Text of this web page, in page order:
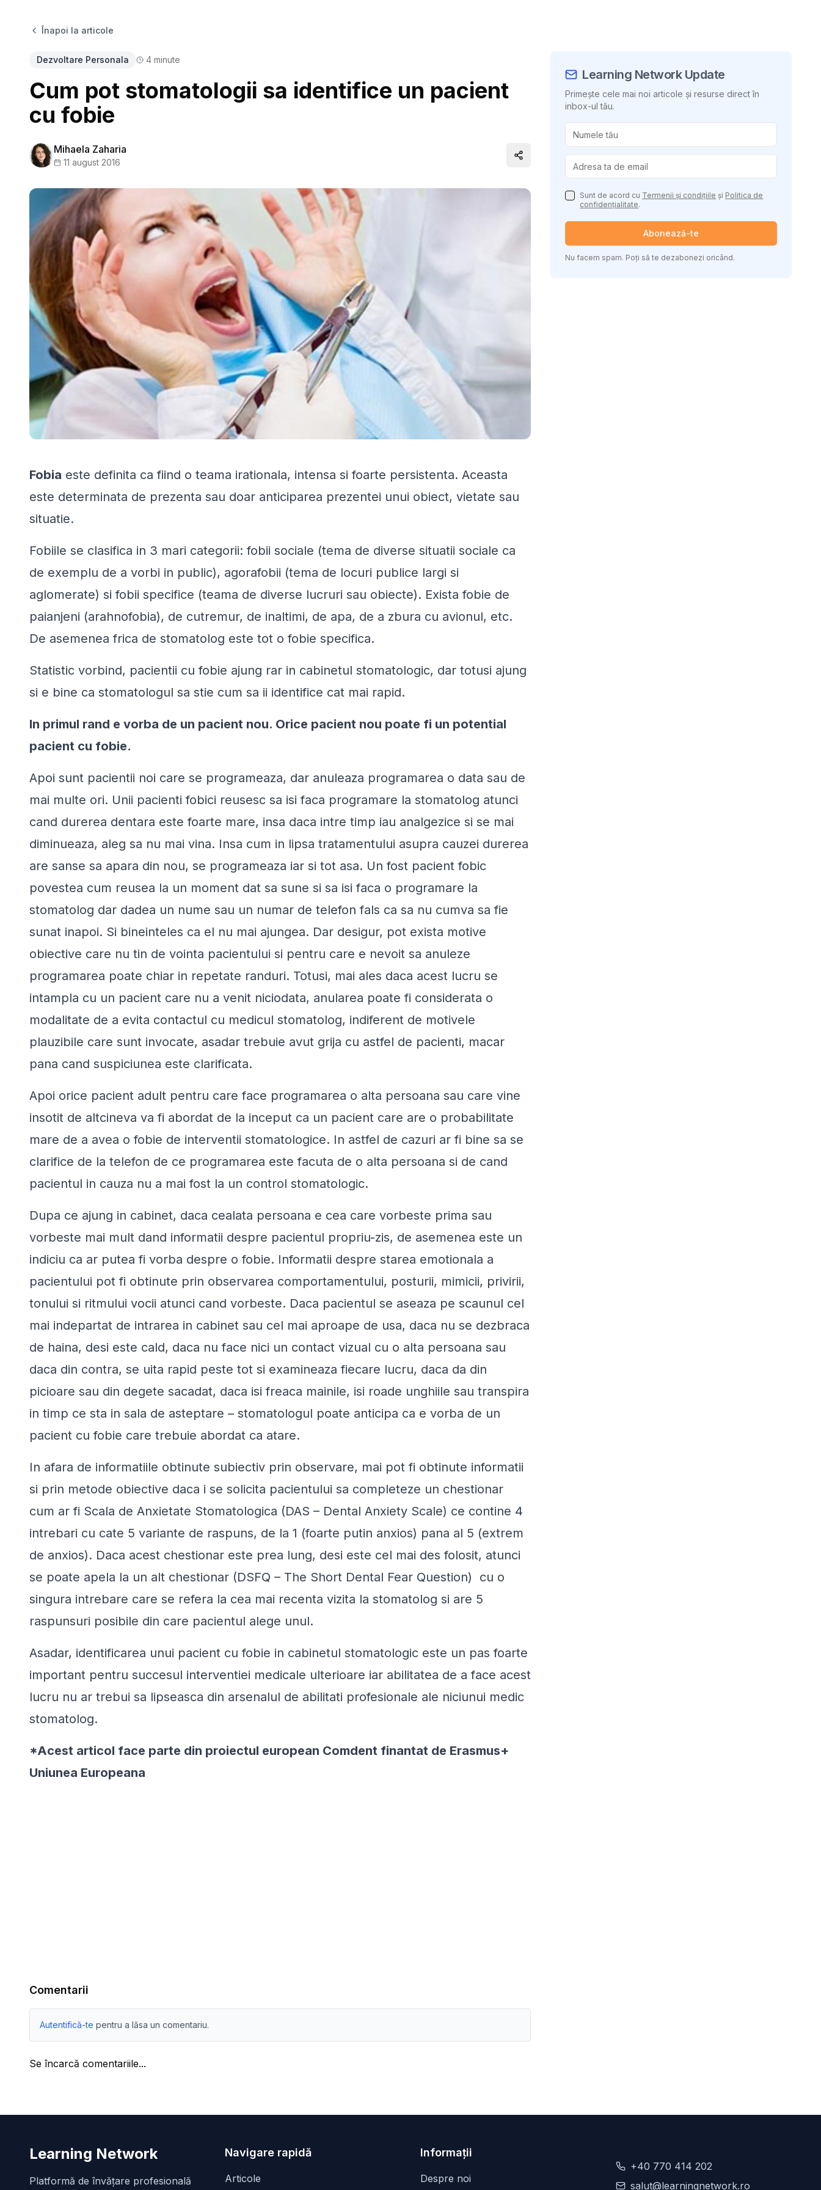
Înapoi la articole
Dezvoltare Personala 4 minute
Cum pot stomatologii sa identifice un pacient
cu fobie
Mihaela Zaharia
11 august 2016 Distribuie conținutul
Fobia este definita ca fiind o teama irationala, intensa si foarte persistenta. Aceasta
este determinata de prezenta sau doar anticiparea prezentei unui obiect, vietate sau
situatie.
Fobiile se clasifica in 3 mari categorii: fobii sociale (tema de diverse situatii sociale ca
de exemplu de a vorbi in public), agorafobii (tema de locuri publice largi si
aglomerate) si fobii specifice (teama de diverse lucruri sau obiecte). Exista fobie de
paianjeni (arahnofobia), de cutremur, de inaltimi, de apa, de a zbura cu avionul, etc.
De asemenea frica de stomatolog este tot o fobie specifica.
Statistic vorbind, pacientii cu fobie ajung rar in cabinetul stomatologic, dar totusi ajung
si e bine ca stomatologul sa stie cum sa ii identifice cat mai rapid.
In primul rand e vorba de un pacient nou. Orice pacient nou poate fi un potential
pacient cu fobie.
Apoi sunt pacientii noi care se programeaza, dar anuleaza programarea o data sau de
mai multe ori. Unii pacienti fobici reusesc sa isi faca programare la stomatolog atunci
cand durerea dentara este foarte mare, insa daca intre timp iau analgezice si se mai
diminueaza, aleg sa nu mai vina. Insa cum in lipsa tratamentului asupra cauzei durerea
are sanse sa apara din nou, se programeaza iar si tot asa. Un fost pacient fobic
povestea cum reusea la un moment dat sa sune si sa isi faca o programare la
stomatolog dar dadea un nume sau un numar de telefon fals ca sa nu cumva sa fie
sunat inapoi. Si bineinteles ca el nu mai ajungea. Dar desigur, pot exista motive
obiective care nu tin de vointa pacientului si pentru care e nevoit sa anuleze
programarea poate chiar in repetate randuri. Totusi, mai ales daca acest lucru se
intampla cu un pacient care nu a venit niciodata, anularea poate fi considerata o
modalitate de a evita contactul cu medicul stomatolog, indiferent de motivele
plauzibile care sunt invocate, asadar trebuie avut grija cu astfel de pacienti, macar
pana cand suspiciunea este clarificata.
Apoi orice pacient adult pentru care face programarea o alta persoana sau care vine
insotit de altcineva va fi abordat de la inceput ca un pacient care are o probabilitate
mare de a avea o fobie de interventii stomatologice. In astfel de cazuri ar fi bine sa se
clarifice de la telefon de ce programarea este facuta de o alta persoana si de cand
pacientul in cauza nu a mai fost la un control stomatologic.
Dupa ce ajung in cabinet, daca cealata persoana e cea care vorbeste prima sau
vorbeste mai mult dand informatii despre pacientul propriu-zis, de asemenea este un
indiciu ca ar putea fi vorba despre o fobie. Informatii despre starea emotionala a
pacientului pot fi obtinute prin observarea comportamentului, posturii, mimicii, privirii,
tonului si ritmului vocii atunci cand vorbeste. Daca pacientul se aseaza pe scaunul cel
mai indepartat de intrarea in cabinet sau cel mai aproape de usa, daca nu se dezbraca
de haina, desi este cald, daca nu face nici un contact vizual cu o alta persoana sau
daca din contra, se uita rapid peste tot si examineaza fiecare lucru, daca da din
picioare sau din degete sacadat, daca isi freaca mainile, isi roade unghiile sau transpira
in timp ce sta in sala de asteptare – stomatologul poate anticipa ca e vorba de un
pacient cu fobie care trebuie abordat ca atare.
In afara de informatiile obtinute subiectiv prin observare, mai pot fi obtinute informatii
si prin metode obiective daca i se solicita pacientului sa completeze un chestionar
cum ar fi Scala de Anxietate Stomatologica (DAS – Dental Anxiety Scale) ce contine 4
intrebari cu cate 5 variante de raspuns, de la 1 (foarte putin anxios) pana al 5 (extrem
de anxios). Daca acest chestionar este prea lung, desi este cel mai des folosit, atunci
se poate apela la un alt chestionar (DSFQ – The Short Dental Fear Question) cu o
singura intrebare care se refera la cea mai recenta vizita la stomatolog si are 5
raspunsuri posibile din care pacientul alege unul.
Asadar, identificarea unui pacient cu fobie in cabinetul stomatologic este un pas foarte
important pentru succesul interventiei medicale ulterioare iar abilitatea de a face acest
lucru nu ar trebui sa lipseasca din arsenalul de abilitati profesionale ale niciunui medic
stomatolog.
*Acest articol face parte din proiectul european Comdent finantat de Erasmus+
Uniunea Europeana
Comentarii
Autentifică-te pentru a lăsa un comentariu.
Se încarcă comentariile...
Learning Network Update
Primește cele mai noi articole și resurse direct în
inbox-ul tău.
Sunt de acord cu Termenii și condițiile și Politica de
confidențialitate.
Abonează-te
Nu facem spam. Poți să te dezabonezi oricând.
Learning Network
Platformă de învățare profesională
Navigare rapidă
Articole
Informații
Despre noi
+40 770 414 202
salut@learningnetwork.ro